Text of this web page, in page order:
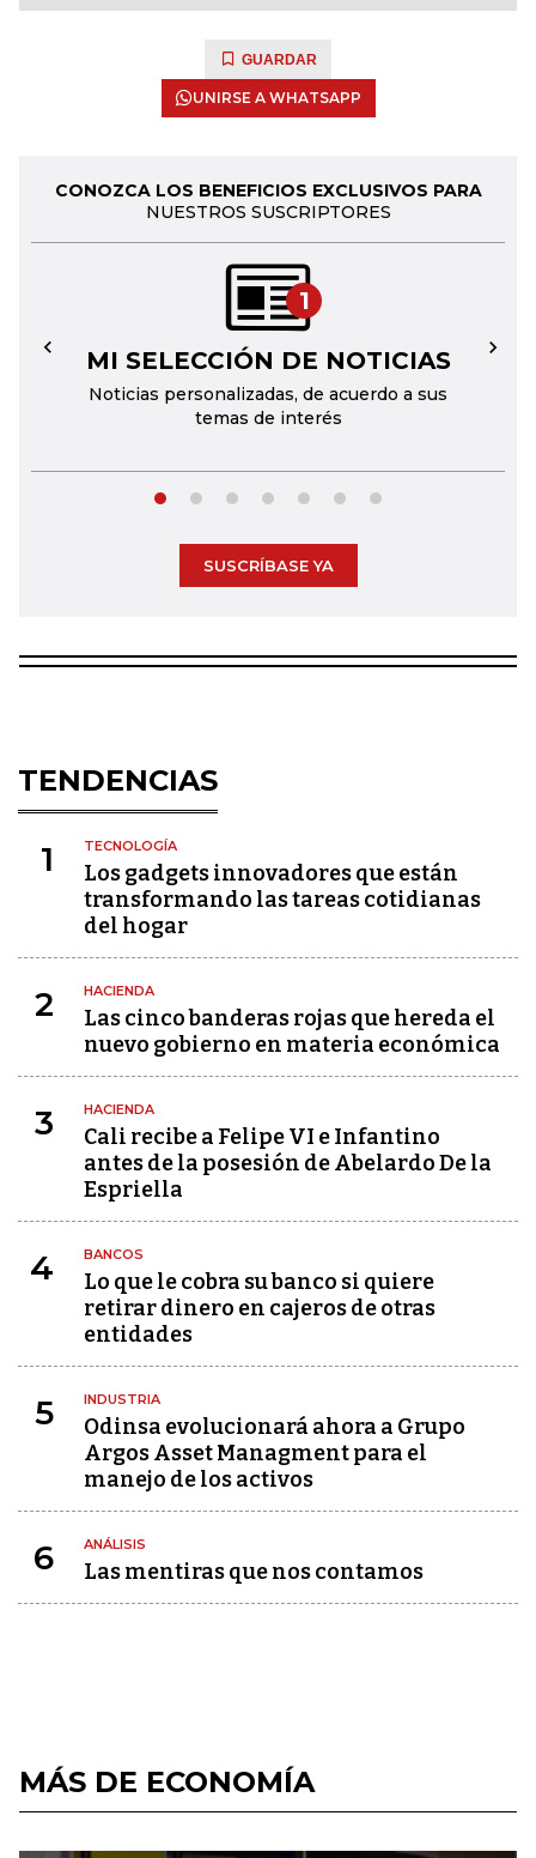
GUARDAR
UNIRSE A WHATSAPP
CONOZCA LOS BENEFICIOS EXCLUSIVOS PARA
NUESTROS SUSCRIPTORES
1
MI SELECCIÓN DE NOTICIAS
Noticias personalizadas, de acuerdo a sus
temas de interés
← →
SUSCRÍBASE YA
TENDENCIAS
1 TECNOLOGÍA
Los gadgets innovadores que están
transformando las tareas cotidianas
del hogar
2 HACIENDA
Las cinco banderas rojas que hereda el
nuevo gobierno en materia económica
3 HACIENDA
Cali recibe a Felipe VI e Infantino
antes de la posesión de Abelardo De la
Espriella
4 BANCOS
Lo que le cobra su banco si quiere
retirar dinero en cajeros de otras
entidades
5 INDUSTRIA
Odinsa evolucionará ahora a Grupo
Argos Asset Managment para el
manejo de los activos
6 ANÁLISIS
Las mentiras que nos contamos
MÁS DE ECONOMÍA